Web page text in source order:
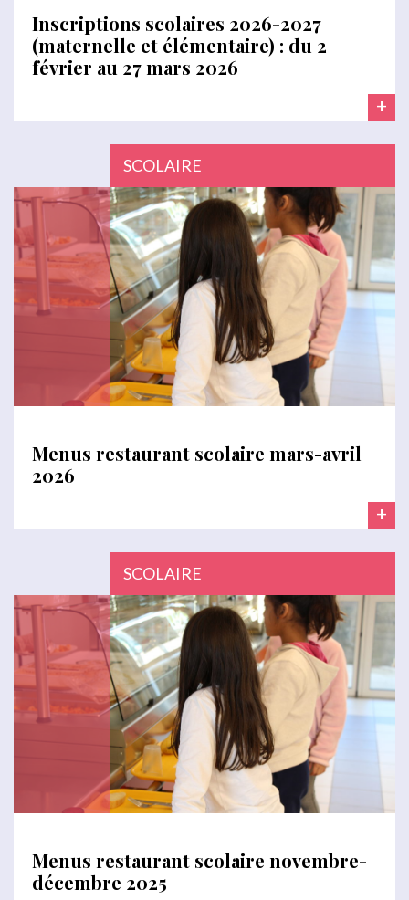
Inscriptions scolaires 2026-2027
(maternelle et élémentaire) : du 2
février au 27 mars 2026
+
SCOLAIRE
Menus restaurant scolaire mars-avril
2026
+
SCOLAIRE
Menus restaurant scolaire novembre-
décembre 2025